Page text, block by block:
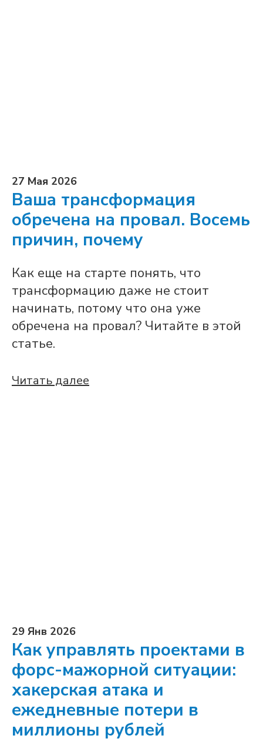
27 Мая 2026
Ваша трансформация
обречена на провал. Восемь
причин, почему
Как еще на старте понять, что
трансформацию даже не стоит
начинать, потому что она уже
обречена на провал? Читайте в этой
статье.
Читать далее
29 Янв 2026
Как управлять проектами в
форс-мажорной ситуации:
хакерская атака и
ежедневные потери в
миллионы рублей